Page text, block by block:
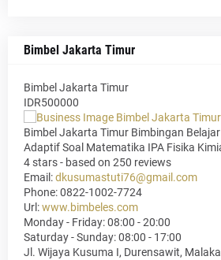
Bimbel Jakarta Timur
Bimbel Jakarta Timur
IDR500000
Bimbel Jakarta Timur Bimbingan
Adaptif Soal Matematika IPA Fisika
4 stars - based on 250 reviews
Email:dkusumastuti76@gmail.com
Phone:0822-1002-7724
Url:www.bimbeles.com
Monday - Friday: 08:00 - 20:00
Saturday - Sunday: 08:00 - 17:00
Jl. Wijaya Kusuma I, Durensawit,